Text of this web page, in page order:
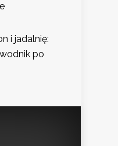
i jadalnię:
po